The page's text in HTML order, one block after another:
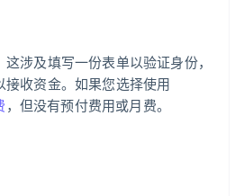
涉及填写一份表单以验证身份，
收资金。如果您选择使用
，但没有预付费用或月费。